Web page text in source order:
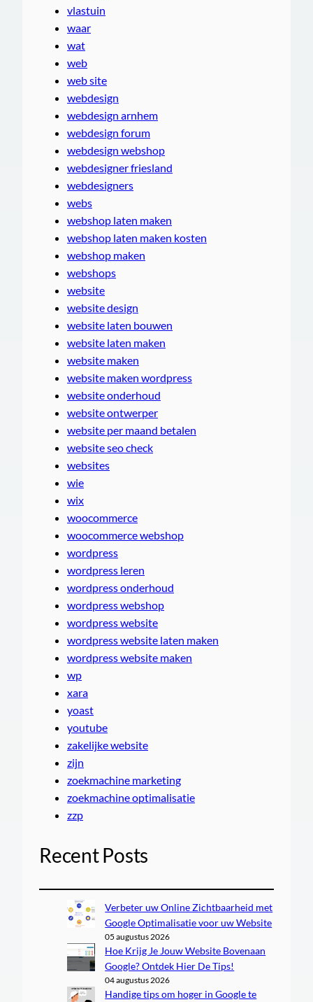
vlastuin
waar
wat
web
web site
webdesign
webdesign arnhem
webdesign forum
webdesign webshop
webdesigner friesland
webdesigners
webs
webshop laten maken
webshop laten maken kosten
webshop maken
webshops
website
website design
website laten bouwen
website laten maken
website maken
website maken wordpress
website onderhoud
website ontwerper
website per maand betalen
website seo check
websites
wie
wix
woocommerce
woocommerce webshop
wordpress
wordpress leren
wordpress onderhoud
wordpress webshop
wordpress website
wordpress website laten maken
wordpress website maken
wp
xara
yoast
youtube
zakelijke website
zijn
zoekmachine marketing
zoekmachine optimalisatie
zzp
Recent Posts
Verbeter uw Online Zichtbaarheid met
Google Optimalisatie voor uw Website
05 augustus 2026
Hoe Krijg Je Jouw Website Bovenaan
Google? Ontdek Hier De Tips!
04 augustus 2026
Handige tips om hoger in Google te